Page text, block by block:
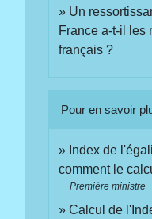
Un
France a-t-il les
français ?
Pour en savoir
Index de
comment le
Première ministre
Calcul de